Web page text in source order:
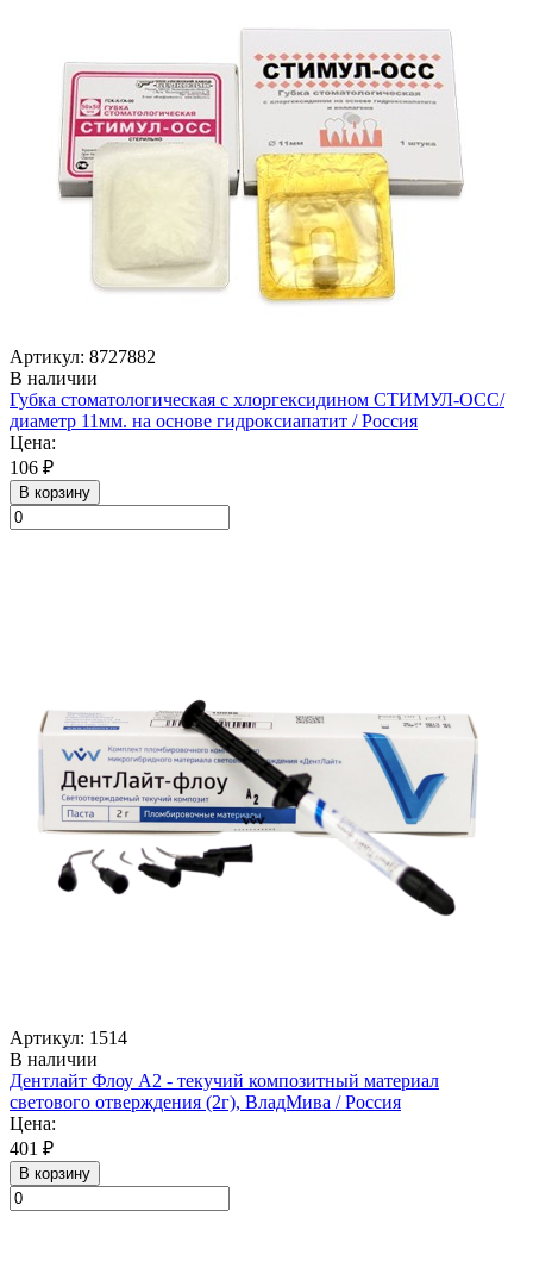
Артикул: 8727882
В наличии
Губка стоматологическая с хлоргексидином СТИМУЛ-ОСС/
диаметр 11мм. на основе гидроксиапатит / Россия
Цена:
106 ₽
В корзину
Артикул: 1514
В наличии
Дентлайт Флоу А2 - текучий композитный материал
светового отверждения (2г), ВладМива / Россия
Цена:
401 ₽
В корзину